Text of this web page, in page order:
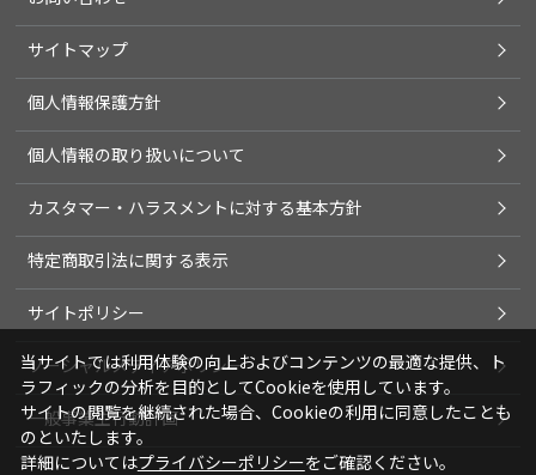
サイトマップ
個人情報保護方針
個人情報の取り扱いについて
カスタマー・ハラスメントに対する基本方針
特定商取引法に関する表示
サイトポリシー
ソーシャルメディアポリシー
一般事業主行動計画
当サイトでは利用体験の向上およびコンテンツの最適な提供、ト
ラフィックの分析を目的としてCookieを使用しています。
サイトの閲覧を継続された場合、Cookieの利用に同意したことも
のといたします。
詳細についてはプライバシーポリシーをご確認ください。